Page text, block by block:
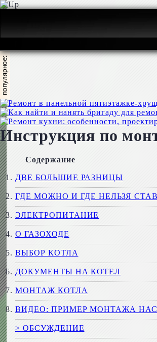
Инструкция по
Содержание
ДВЕ БОЛЬШИЕ РАЗНИЦЫ
ГДЕ МОЖНО И ГДЕ НЕЛЬЗЯ
ЭЛЕКТРОПИТАНИЕ
О ГАЗОХОДЕ
ВЫБОР КОТЛА
ДОКУМЕНТЫ НА КОТЕЛ
МОНТАЖ КОТЛА
ВИДЕО: ПРИМЕР МОНТАЖА
> ОБСУЖДЕНИЕ